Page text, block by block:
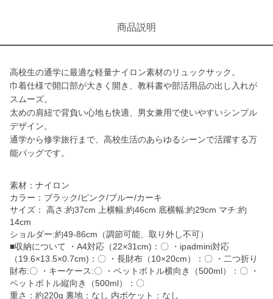
商品説明
高校生の通学に最適な軽量ナイロン素材のリュックサック。
巾着仕様で開口部が大きく開き、教科書や部活用品の出し入れが
スムーズ。
太めの肩紐で背負い心地も快適、男女兼用で使いやすいシンプル
デザイン。
通学から修学旅行まで、高校生活のあらゆるシーンで活躍する万
能バッグです。
素材：ナイロン
カラー：ブラック/ピンク/ブルー/カーキ
サイズ： 高さ:約37cm 上横幅:約46cm 底横幅:約29cm マチ:約
14cm
ショルダー:約49-86cm（調節可能、取り外し不可）
■収納について ・A4対応（22×31cm)：〇 ・ipadmini対応
（19.6×13.5×0.7cm)：〇 ・長財布（10×20cm）：〇 ・二つ折り
財布:〇 ・キーケース:〇 ・ペットボトル横向き（500ml）：〇 ・
ペットボトル縦向き（500ml）：〇
重さ：約220g 裏地：なし 内ポケット：なし